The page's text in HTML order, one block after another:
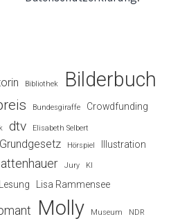
Bibliothek Bilderbuch
Bundesgiraffe Crowdfunding
dtv
Elisabeth Selbert
Grundgesetz Hörspiel Illustration
Jury KI
Lesung Lisa Rammensee
Molly Museum NDR